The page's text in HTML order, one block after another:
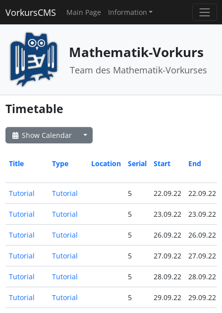
VorkursCMS Main Page Information
Mathematik-Vorkurs
Team des Mathematik-Vorkurses
Timetable
Show Calendar
Title Type Location Serial Start End
Tutorial Tutorial 5 22.09.22 22.09.22
Tutorial Tutorial 5 23.09.22 23.09.22
Tutorial Tutorial 5 26.09.22 26.09.22
Tutorial Tutorial 5 27.09.22 27.09.22
Tutorial Tutorial 5 28.09.22 28.09.22
Tutorial Tutorial 5 29.09.22 29.09.22